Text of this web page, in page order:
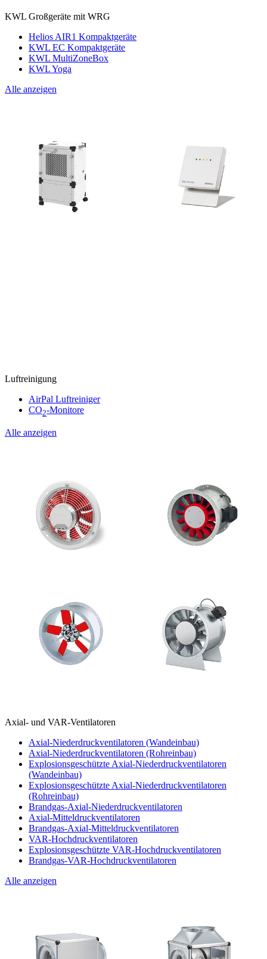
KWL Großgeräte mit WRG
Helios AIR1 Kompaktgeräte
KWL EC Kompaktgeräte
KWL MultiZoneBox
KWL Yoga
Alle anzeigen
Luftreinigung
AirPal Luftreiniger
CO2-Monitore
Alle anzeigen
Axial- und VAR-Ventilatoren
Axial-Niederdruckventilatoren (Wandeinbau)
Axial-Niederdruckventilatoren (Rohreinbau)
Explosionsgeschützte Axial-Niederdruckventilatoren
(Wandeinbau)
Explosionsgeschützte Axial-Niederdruckventilatoren
(Rohreinbau)
Brandgas-Axial-Niederdruckventilatoren
Axial-Mitteldruckventilatoren
Brandgas-Axial-Mitteldruckventilatoren
VAR-Hochdruckventilatoren
Explosionsgeschützte VAR-Hochdruckventilatoren
Brandgas-VAR-Hochdruckventilatoren
Alle anzeigen